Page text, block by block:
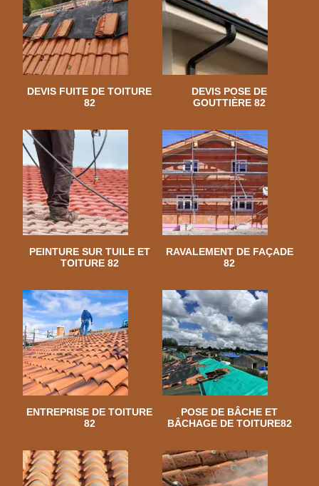
DEVIS FUITE DE TOITURE
82
DEVIS POSE DE
GOUTTIÈRE 82
PEINTURE SUR TUILE ET
TOITURE 82
RAVALEMENT DE FAÇADE
82
ENTREPRISE DE TOITURE
82
POSE DE BÂCHE ET
BÂCHAGE DE TOITURE82